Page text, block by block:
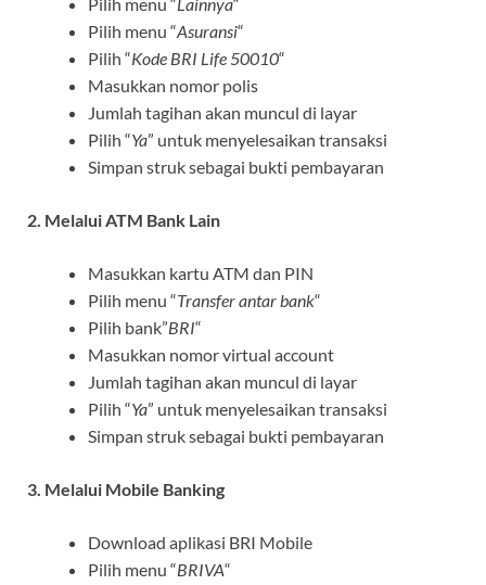
Pilih menu “Lainnya“
Pilih menu “Asuransi“
Pilih “Kode BRI Life 50010“
Masukkan nomor polis
Jumlah tagihan akan muncul di layar
Pilih “Ya” untuk menyelesaikan transaksi
Simpan struk sebagai bukti pembayaran
2. Melalui ATM Bank Lain
Masukkan kartu ATM dan PIN
Pilih menu “Transfer antar bank“
Pilih bank”BRI“
Masukkan nomor virtual account
Jumlah tagihan akan muncul di layar
Pilih “Ya” untuk menyelesaikan transaksi
Simpan struk sebagai bukti pembayaran
3. Melalui Mobile Banking
Download aplikasi BRI Mobile
Pilih menu “BRIVA“